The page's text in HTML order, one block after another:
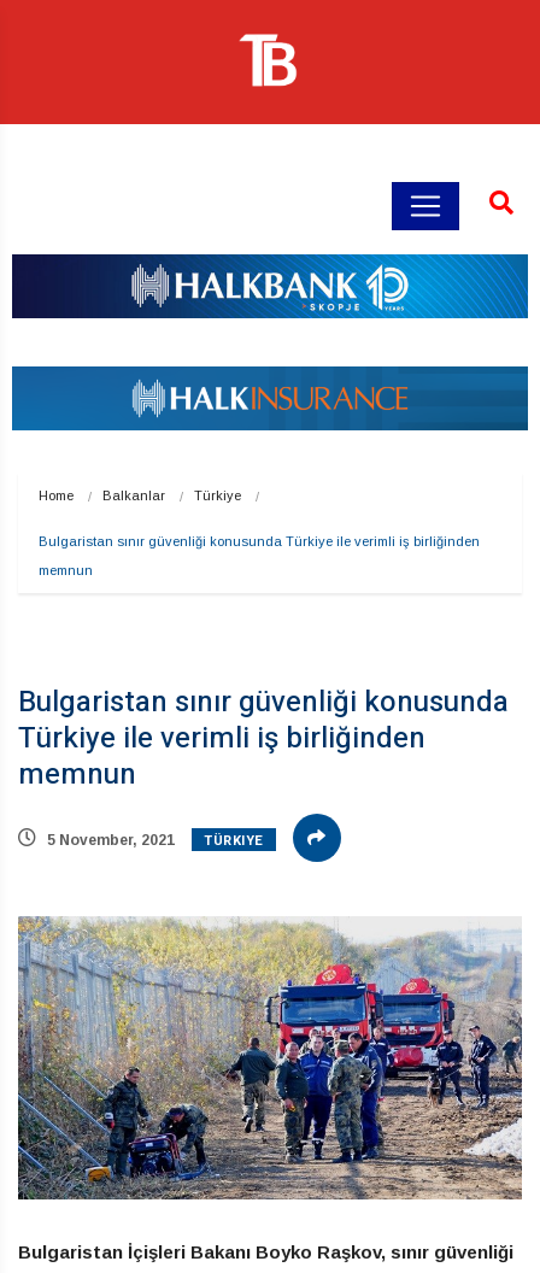
Home Balkanlar Türkiye
Bulgaristan sınır güvenliği konusunda Türkiye ile verimli iş birliğinden
memnun
Bulgaristan sınır güvenliği konusunda
Türkiye ile verimli iş birliğinden
memnun
5 November, 2021 TÜRKIYE
Bulgaristan İçişleri Bakanı Boyko Raşkov, sınır güvenliği